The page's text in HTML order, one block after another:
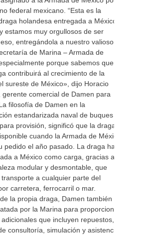
federal mexicano. “Esta es la
holandesa entregada a México
estamos muy orgullosos de ser
entregándola a nuestro valioso
de Marina – Armada de
porque sabemos que
contribuirá al crecimiento de la
sureste de México», dijo Horacio
gerente comercial de Damen para
filosofía de Damen en la
estandarizada naval de buques
provisión, significó que la draga
cuando la Armada de México
pedido el año pasado. La draga ha
a México como carga, gracias a
modular y desmontable, que
transporte a cualquier parte del
carretera, ferrocarril o mar.
la propia draga, Damen también
por la Marina para proporcionar
que incluyen repuestos,
consultoría, simulación y asistencia